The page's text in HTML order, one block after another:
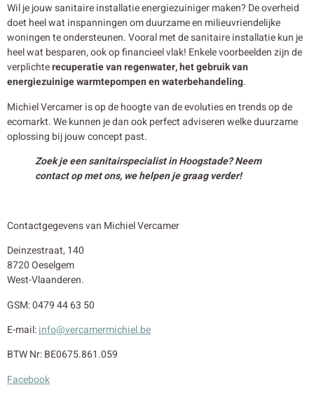
Wil je jouw sanitaire installatie energiezuiniger maken? De overheid
doet heel wat inspanningen om duurzame en milieuvriendelijke
woningen te ondersteunen. Vooral met de sanitaire installatie kun je
heel wat besparen, ook op financieel vlak! Enkele voorbeelden zijn de
verplichterecuperatie van regenwater, het gebruik van
energiezuinige warmtepompen en waterbehandeling.
Michiel Vercamer is op de hoogte van de evoluties en trends op de
ecomarkt. We kunnen je dan ook perfect adviseren welke duurzame
oplossing bij jouw concept past.
Zoek je een sanitairspecialist in Hoogstade? Neem
contact op met ons, we helpen je graag verder!
Contactgegevens van Michiel Vercamer
Deinzestraat, 140
8720 Oeselgem
West-Vlaanderen.
GSM: 0479 44 63 50
E-mail:info@vercamermichiel.be
BTW Nr: BE0675.861.059
Facebook